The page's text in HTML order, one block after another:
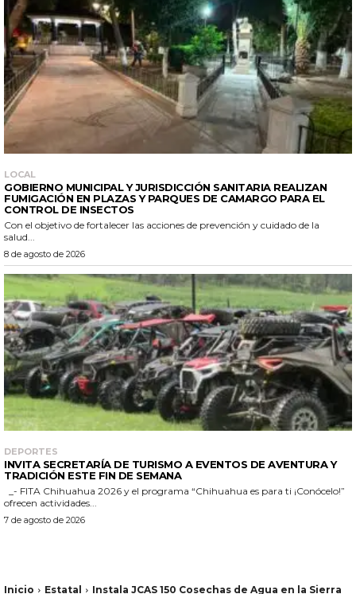
LOCAL
GOBIERNO MUNICIPAL Y JURISDICCIÓN SANITARIA REALIZAN
FUMIGACIÓN EN PLAZAS Y PARQUES DE CAMARGO PARA EL
CONTROL DE INSECTOS
Con el objetivo de fortalecer las acciones de prevención y cuidado de la
salud...
8 de agosto de 2026
DEPORTES
INVITA SECRETARÍA DE TURISMO A EVENTOS DE AVENTURA Y
TRADICIÓN ESTE FIN DE SEMANA
ofrecen actividades...
7 de agosto de 2026